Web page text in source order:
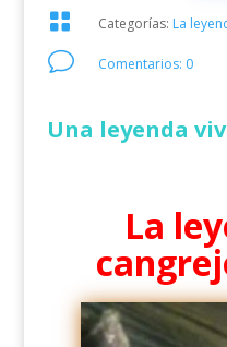
 Categorías: La
v Comentarios: 0
Una leyenda
La